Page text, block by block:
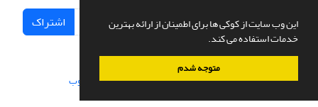
این وب سایت از کوکی ها برای اطمینان از ارائه بهترین
خدمات استفاده می کند.
متوجه شدم
اشتراک
سامانه مدیریت نشریات علمی.طراحی و پیاده سازی از سیناوب